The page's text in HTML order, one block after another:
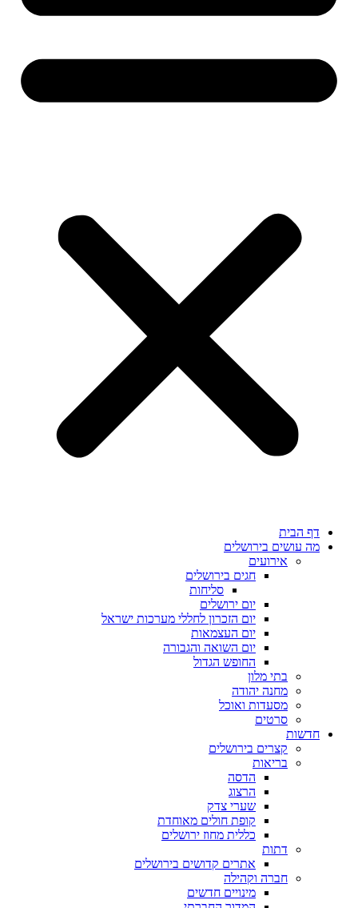
דף הבית
מה עושים בירושלים
אירועים
חגים בירושלים
סליחות
יום ירושלים
יום הזכרון לחללי מערכות ישראל
יום העצמאות
יום השואה והגבורה
החופש הגדול
בתי מלון
מחנה יהודה
מסעדות ואוכל
סרטים
חדשות
קצרים בירושלים
בריאות
הדסה
הרצוג
שערי צדק
קופת חולים מאוחדת
כללית מחוז ירושלים
דתות
אתרים קדושים בירושלים
חברה וקהילה
מינויים חדשים